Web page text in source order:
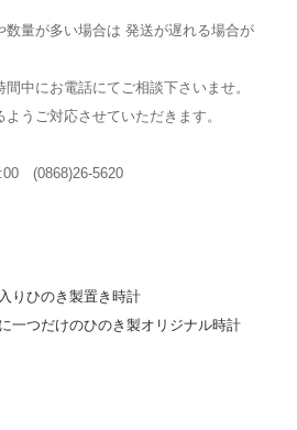
量が多い場合は 発送が遅れる場合が
中にお電話にてご相談下さいませ。
うご対応させていただきます。
(0868)26-5620
りひのき製置き時計
一つだけのひのき製オリジナル時計